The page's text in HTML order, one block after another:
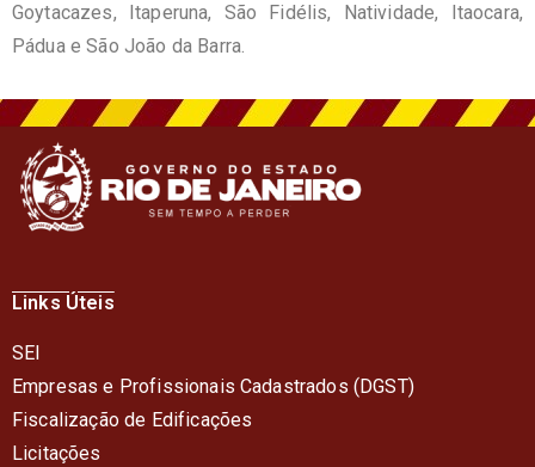
Goytacazes, Itaperuna, São Fidélis, Natividade, Itaocara,
Pádua e São João da Barra.
Links Úteis
SEI
Empresas e Profissionais Cadastrados (DGST)
Fiscalização de Edificações
Licitações